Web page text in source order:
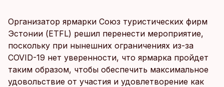
Организатор ярмарки Союз туристических фирм
Эстонии (ETFL) решил перенести мероприятие,
поскольку при нынешних ограничениях из-за
COVID-19 нет уверенности, что ярмарка пройдет
таким образом, чтобы обеспечить максимальное
удовольствие от участия и удовлетворение как